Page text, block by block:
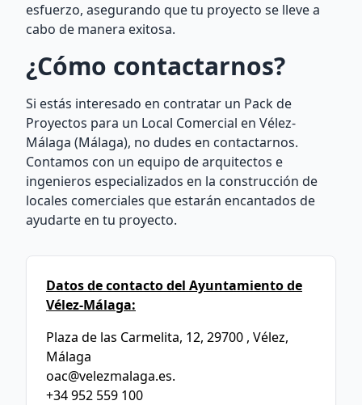
esfuerzo, asegurando que tu proyecto se lleve a
cabo de manera exitosa.
¿Cómo contactarnos?
Si estás interesado en contratar un Pack de
Proyectos para un Local Comercial en Vélez-
Málaga (Málaga), no dudes en contactarnos.
Contamos con un equipo de arquitectos e
ingenieros especializados en la construcción de
locales comerciales que estarán encantados de
ayudarte en tu proyecto.
Datos de contacto del Ayuntamiento de
Vélez-Málaga:
Plaza de las Carmelita, 12, 29700 , Vélez,
Málaga
oac@velezmalaga.es.
+34 952 559 100